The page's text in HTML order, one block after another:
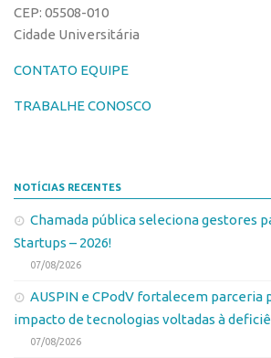
SGE
Fala Inovação (Webinar)
SciBiz
CEP: 05508-010
Cidade Universitária
CONTATO EQUIPE
TRABALHE CONOSCO
NOTÍCIAS RECENTES
Chamada pública seleciona gestores
Startups – 2026!
07/08/2026
AUSPIN e CPodV fortalecem parceria
impacto de tecnologias voltadas à
07/08/2026